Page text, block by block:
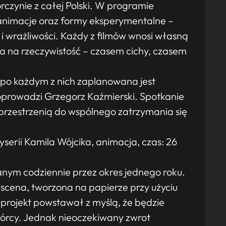
z całej Polski. W programie
oraz formy eksperymentalne –
Każdy z filmów wnosi własną
rzeczywistość – czasem cichy, czasem
każdym z nich zaplanowana jest
Grzegorz Kaźmierski. Spotkanie
do wspólnego zatrzymania się
Kamila Wójcika, animacja, czas: 26
codziennie przez okres jednego roku.
tworzona na papierze przy użyciu
powstawał z myślą, że będzie
Jednak nieoczekiwany zwrot